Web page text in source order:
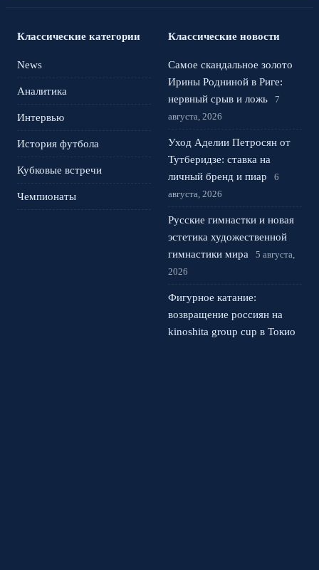
Классические категории
News
Аналитика
Интервью
История футбола
Кубковые встречи
Чемпионаты
Классические новости
Самое скандальное золото
Ирины Родниной в Риге:
нервный срыв и ложь
7
августа, 2026
Уход Аделии Петросян от
Тутберидзе: ставка на
личный бренд и пиар
6
августа, 2026
Русские гимнастки и новая
эстетика художественной
гимнастики мира
5 августа,
2026
Фигурное катание:
возвращение россиян на
kinoshita group cup в Токио